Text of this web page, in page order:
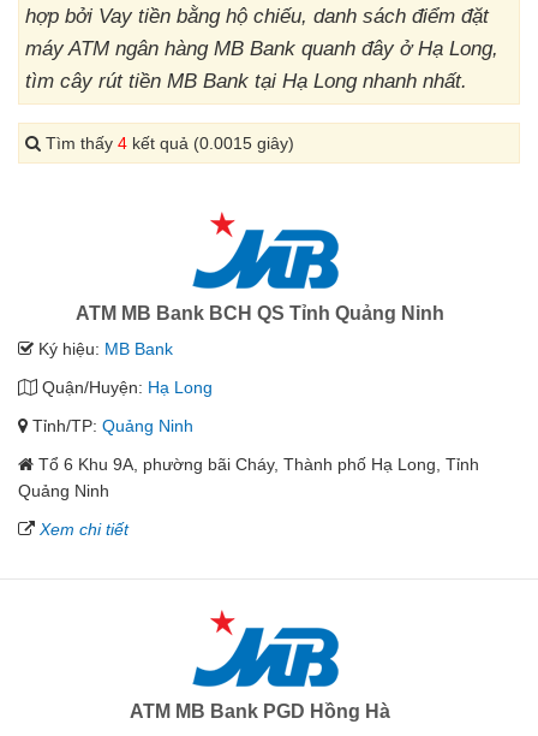
hợp bởi Vay tiền bằng hộ chiếu, danh sách điểm đặt
máy ATM ngân hàng MB Bank quanh đây ở Hạ Long,
tìm cây rút tiền MB Bank tại Hạ Long nhanh nhất.
Tìm thấy 4 kết quả (0.0015 giây)
ATM MB Bank BCH QS Tỉnh Quảng Ninh
Ký hiệu: MB Bank
Quận/Huyện: Hạ Long
Tỉnh/TP: Quảng Ninh
Tổ 6 Khu 9A, phường bãi Cháy, Thành phố Hạ Long, Tỉnh
Quảng Ninh
Xem chi tiết
ATM MB Bank PGD Hồng Hà